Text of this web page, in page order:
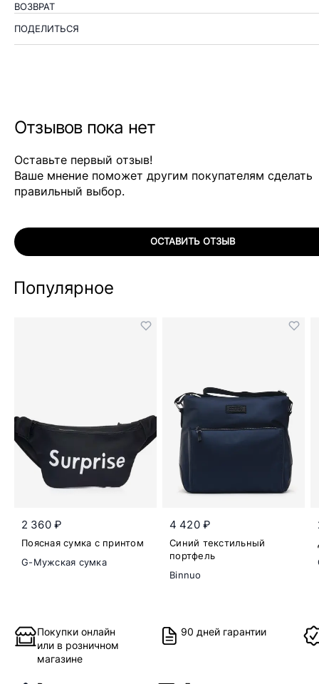
ВОЗВРАТ
ПОДЕЛИТЬСЯ
Отзывов пока нет
Оставьте первый отзыв!
Ваше мнение поможет другим покупателям сделать
правильный выбор.
ОСТАВИТЬ ОТЗЫВ
Популярное
2 360 ₽
Поясная сумка с принтом
G-Мужская сумка
4 420 ₽
Синий текстильный
портфель
Binnuo
Покупки онлайн
или в розничном
магазине
90 дней гарантии